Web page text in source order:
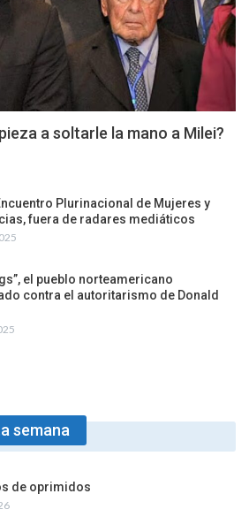
a soltarle la mano a Milei?
Plurinacional de Mujeres y
fuera de radares mediáticos
el pueblo norteamericano
contra el autoritarismo de Donald
semana
de oprimidos